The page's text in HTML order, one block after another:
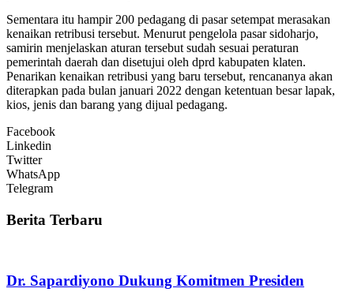
Sementara itu hampir 200 pedagang di pasar setempat merasakan
kenaikan retribusi tersebut. Menurut pengelola pasar sidoharjo,
samirin menjelaskan aturan tersebut sudah sesuai peraturan
pemerintah daerah dan disetujui oleh dprd kabupaten klaten.
Penarikan kenaikan retribusi yang baru tersebut, rencananya akan
diterapkan pada bulan januari 2022 dengan ketentuan besar lapak,
kios, jenis dan barang yang dijual pedagang.
Facebook
Linkedin
Twitter
WhatsApp
Telegram
Berita Terbaru
Dr. Sapardiyono Dukung Komitmen Presiden